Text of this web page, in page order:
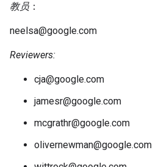
教员 ：
neelsa@google.com
Reviewers:
cja@google.com
jamesr@google.com
mcgrathr@google.com
olivernewman@google.com